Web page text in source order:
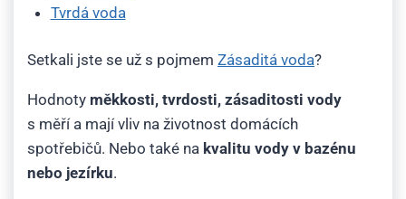
Tvrdá voda
Setkali jste se už s pojmem Zásaditá voda?
Hodnoty měkkosti, tvrdosti, zásaditosti vody
s měří a mají vliv na životnost domácích
spotřebičů. Nebo také na kvalitu vody v bazénu
nebo jezírku.